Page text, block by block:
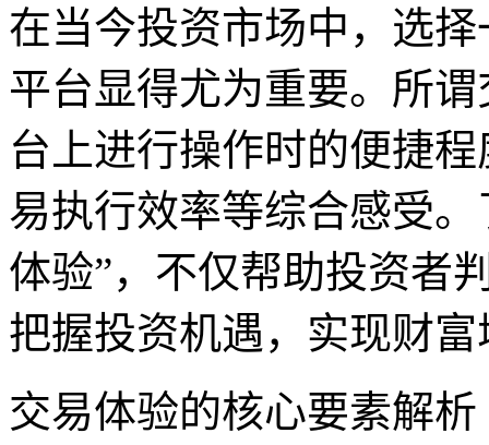
在当今投资市场中，选
平台显得尤为重要。所
台上进行操作时的便捷
易执行效率等综合感受
体验”，不仅帮助投资者
把握投资机遇，实现财富
交易体验的核心要素解析